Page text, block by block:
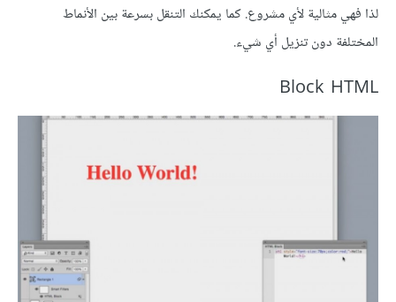
لذا فهي مثالية لأي مشروع. كما يمكنك التنقل بسرعة بين الأنماط
المختلفة دون تنزيل أي شيء.
Block HTML